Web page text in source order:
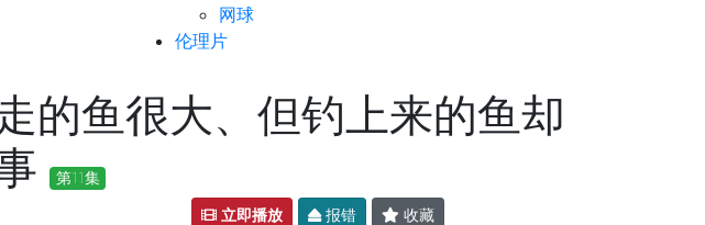
网球
伦理片
的鱼很大、但钓上来的鱼却
第11集
立即播放 报错 收藏